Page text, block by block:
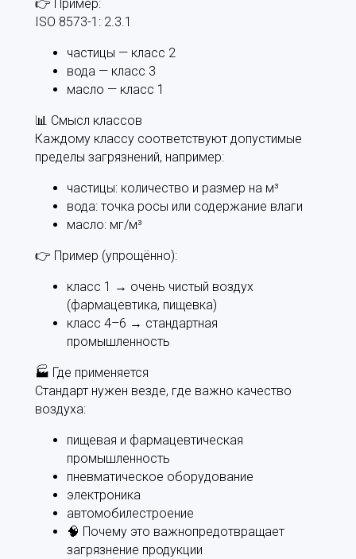
👉 Пример:
ISO 8573-1: 2.3.1
частицы — класс 2
вода — класс 3
масло — класс 1
📊 Смысл классов
Каждому классу соответствуют допустимые
пределы загрязнений, например:
частицы: количество и размер на м³
вода: точка росы или содержание влаги
масло: мг/м³
👉 Пример (упрощённо):
класс 1 → очень чистый воздух
(фармацевтика, пищевка)
класс 4–6 → стандартная
промышленность
🏭 Где применяется
Стандарт нужен везде, где важно качество
воздуха:
пищевая и фармацевтическая
промышленность
пневматическое оборудование
электроника
автомобилестроение
🧠 Почему это важнопредотвращает
загрязнение продукции